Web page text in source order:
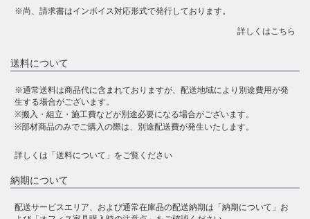
※尚、請求書はインボイス対応形式で発行しております。
詳しくはこちら
送料について
※通常送料は商品代に含まれておりますが、配送地域により別途費用が発
生する場合がございます。
※搬入・組立・施工費などが別途必要になる場合がございます。
※部材商品のみでご購入の際は、別途配送費が発生いたします。
詳しくは 「送料について」 をご覧ください
納期について
配送サービスエリア、および通常在庫品の配送納期は 「納期について」 お